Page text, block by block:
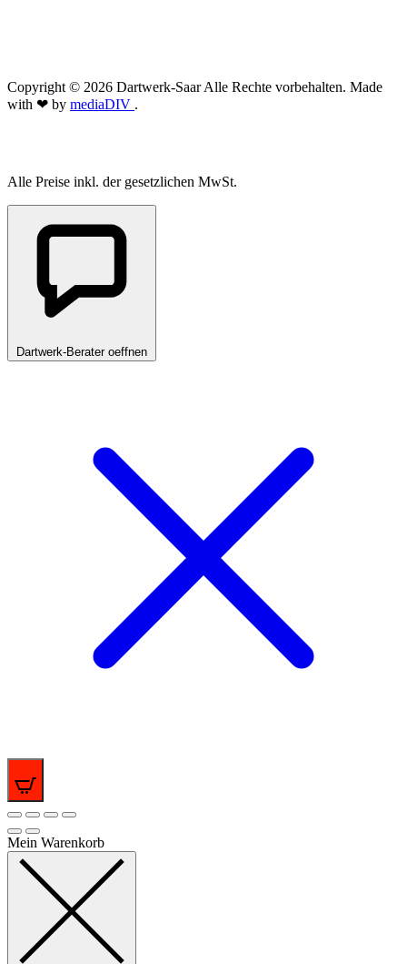
Copyright © 2026 Dartwerk-Saar Alle Rechte vorbehalten. Made
with ❤ by mediaDIV .
Alle Preise inkl. der gesetzlichen MwSt.
Dartwerk-Berater oeffnen
Mein Warenkorb